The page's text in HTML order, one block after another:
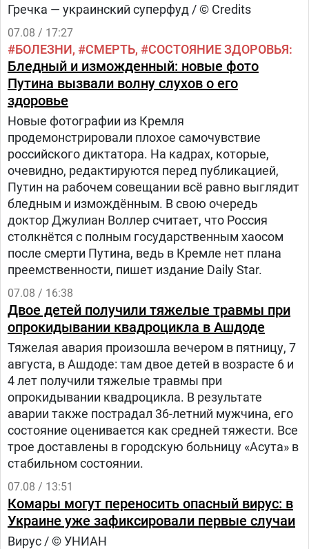
Гречка — украинский суперфуд / © Credits
07.08 / 17:27
БОЛЕЗНИ СМЕРТЬ СОСТОЯНИЕ ЗДОРОВЬЯ
Бледный и изможденный: новые фото
Путина вызвали волну слухов о его
здоровье
Новые фотографии из Кремля
продемонстрировали плохое самочувствие
российского диктатора. На кадрах, которые,
очевидно, редактируются перед публикацией,
Путин на рабочем совещании всё равно выглядит
бледным и измождённым. В свою очередь
доктор Джулиан Воллер считает, что Россия
столкнётся с полным государственным хаосом
после смерти Путина, ведь в Кремле нет плана
преемственности, пишет издание Daily Star.
07.08 / 16:38
Двое детей получили тяжелые травмы при
опрокидывании квадроцикла в Ашдоде
Тяжелая авария произошла вечером в пятницу, 7
августа, в Ашдоде: там двое детей в возрасте 6 и
4 лет получили тяжелые травмы при
опрокидывании квадроцикла. В результате
аварии также пострадал 36-летний мужчина, его
состояние оценивается как средней тяжести. Все
трое доставлены в городскую больницу «Асута» в
стабильном состоянии.
07.08 / 13:51
Комары могут переносить опасный вирус: в
Украине уже зафиксировали первые случаи
Вирус / © УНИАН